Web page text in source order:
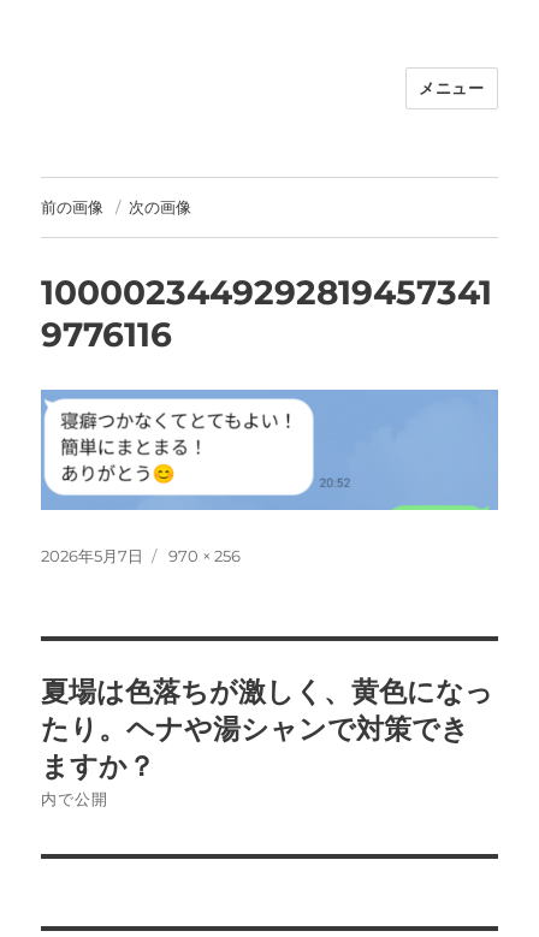
福岡｜天神/今泉/薬院の美容室｜moi
30代からの大人の本気ケアサロン｜オ
フィシャルサイト｜福岡天神エリアで
早朝7時から深夜24時まで営業｜天然
100％ハナヘナ｜湯シャン｜
メニュー
前の画像 次の画像
1000023449292819457341
9776116
投
2026年5月7日
フ
970 × 256
稿
ナ
ビ
ゲ
ー
夏場は色落ちが激しく、黄色になっ
たり。ヘナや湯シャンで対策でき
ますか？
内で公開